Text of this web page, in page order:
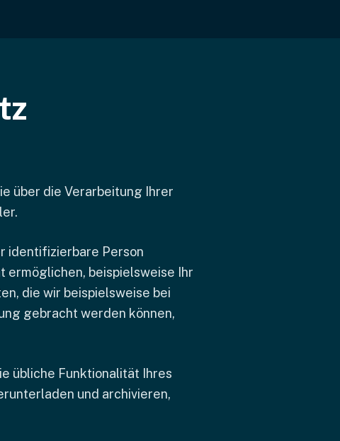
über die Verarbeitung Ihrer
identifizierbare Person
ermöglichen, beispielsweise Ihr
die wir beispielsweise bei
gebracht werden können,
übliche Funktionalität Ihres
und archivieren,